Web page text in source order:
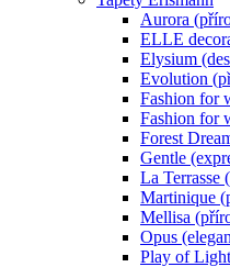
Aurora
ELLE
Elysium
Evolution
Fashion for
Fashion for
Forest
Gentle
La Terrasse
Martinique
Mellisa
Opus
Play of